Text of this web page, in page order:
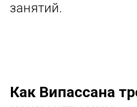
занятий.
Как Випассана